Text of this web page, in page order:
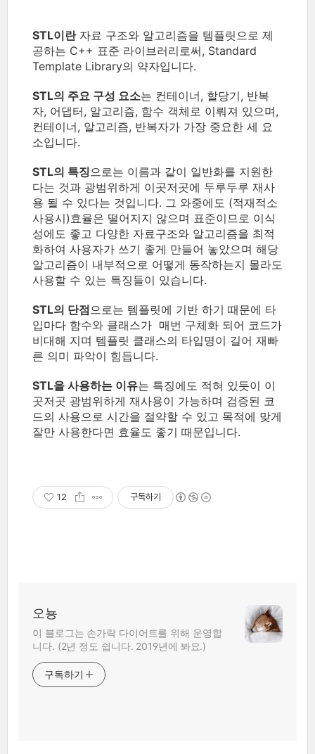
STL이란자료 구조와 알고리즘을 템플릿으로 제
공하는 C++ 표준 라이브러리로써, Standard
Template Library의 약자입니다.
STL의 주요 구성 요소는 컨테이너, 할당기, 반복
자, 어댑터, 알고리즘, 함수 객체로 이뤄져 있으며,
컨테이너, 알고리즘, 반복자가 가장 중요한 세 요
소입니다.
STL의 특징으로는 이름과 같이 일반화를 지원한
다는 것과 광범위하게 이곳저곳에 두루두루 재사
용 될 수 있다는 것입니다. 그 와중에도 (적재적소
사용시)효율은 떨어지지 않으며 표준이므로 이식
성에도 좋고 다양한 자료구조와 알고리즘을 최적
화하여 사용자가 쓰기 좋게 만들어 놓았으며 해당
알고리즘이 내부적으로 어떻게 동작하는지 몰라도
사용할 수 있는 특징들이 있습니다.
STL의 단점으로는 템플릿에 기반 하기 때문에 타
입마다 함수와 클래스가 매번 구체화 되어 코드가
비대해 지며 템플릿 클래스의 타입명이 길어 재빠
른 의미 파악이 힘듭니다.
STL을 사용하는 이유는 특징에도 적혀 있듯이 이
곳저곳 광범위하게 재사용이 가능하며 검증된 코
드의 사용으로 시간을 절약할 수 있고 목적에 맞게
잘만 사용한다면 효율도 좋기 때문입니다.
12 구독하기
오뇽
이 블로그는 손가락 다이어트를 위해 운영합
니다. (2년 정도 쉽니다. 2019년에 봐요.)
구독하기